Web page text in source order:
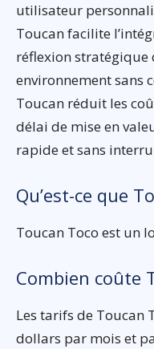
utilisateur
Toucan facilite
réflexion stratégique
environnement sans
Toucan réduit les
délai de mise en
rapide et sans
Qu’est-ce que
Toucan Toco est un
Combien coûte
Les tarifs de Toucan
dollars par mois et